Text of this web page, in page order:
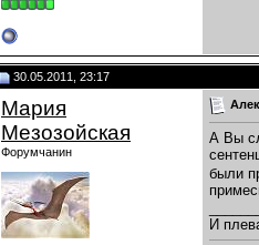
30.05.2011, 23:17
Мария
Мезозойская
Форумчанин
А Вы
были
И